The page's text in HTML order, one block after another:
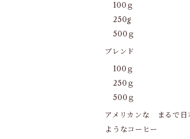
100ｇ
250g
500ｇ
ブレンド
100ｇ
250ｇ
500ｇ
アメリカンな まるで日
ようなコーヒー